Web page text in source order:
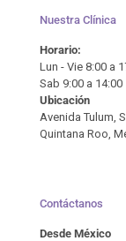
Nuestra Clínica
Horario:
Lun - Vie 8:00 a
Sab 9:00 a 14:00
Ubicación
Avenida Tulum,
Quintana Roo,
Contáctanos
Desde México